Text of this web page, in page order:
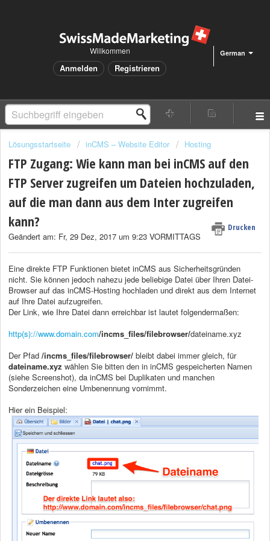
German
Willkommen
Anmelden Registrieren
Lösungsstartseite inCMS – Website Editor Hosting
FTP Zugang: Wie kann man bei inCMS auf den
FTP Server zugreifen um Dateien hochzuladen,
auf die man dann aus dem Inter zugreifen
kann?
Drucken
Geändert am: Fr, 29 Dez, 2017 um 9:23 VORMITTAGS
Eine direkte FTP Funktionen bietet inCMS aus Sicherheitsgründen
nicht. Sie können jedoch nahezu jede beliebige Datei über Ihren Datei-
Browser auf das inCMS-Hosting hochladen und direkt aus dem Internet
auf Ihre Datei aufzugreifen.
Der Link, wie Ihre Datei dann erreichbar ist lautet folgendermaßen:
http(s)://www.domain.com/incms_files/filebrowser/dateiname.xyz
Der Pfad /incms_files/filebrowser/ bleibt dabei immer gleich, für
dateiname.xyz wählen Sie bitten den in inCMS gespeicherten Namen
(siehe Screenshot), da inCMS bei Duplikaten und manchen
Sonderzeichen eine Umbenennung vornimmt.
Hier ein Beispiel: